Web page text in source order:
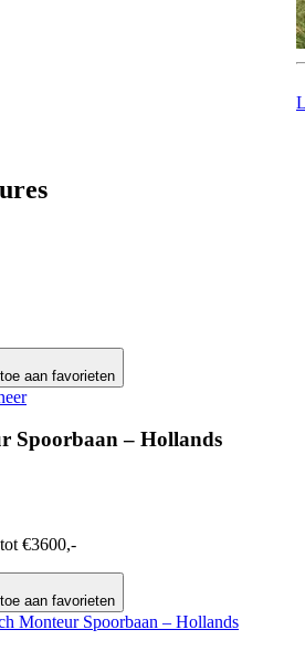
aan favorieten
Spoorbaan – Hollands
€3600,-
aan favorieten
Monteur Spoorbaan – Hollands